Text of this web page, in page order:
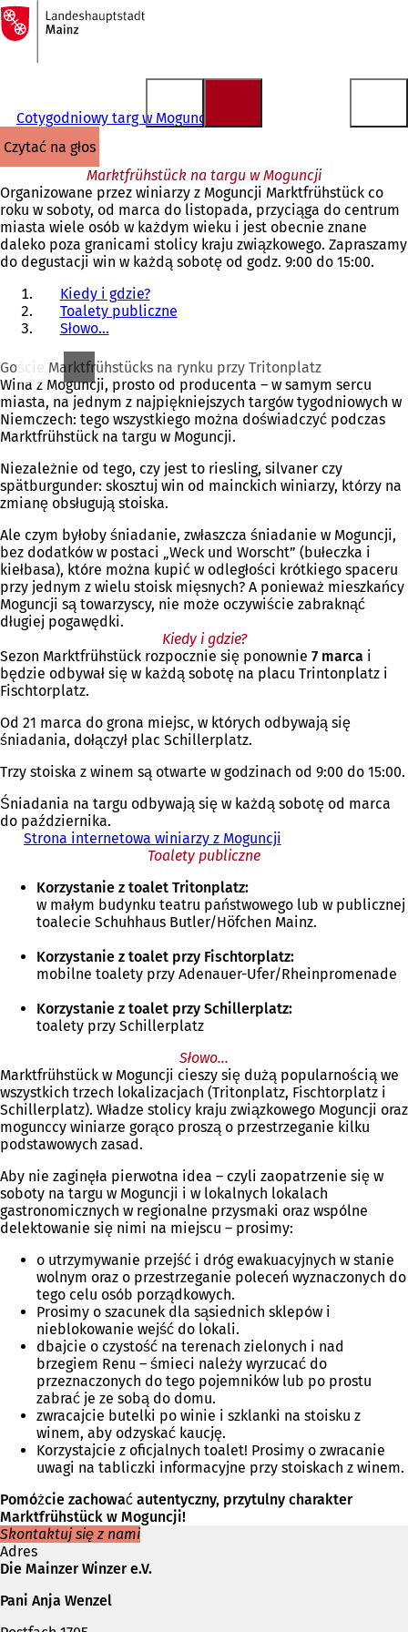
Przejdź do treści
Do
strony
głównej
Cotygodniowy targ w Moguncji
czytać na głos
Marktfrühstück na targu w Moguncji
Organizowane przez winiarzy z Moguncji Marktfrühstück co
roku w soboty, od marca do listopada, przyciąga do centrum
miasta wiele osób w każdym wieku i jest obecnie znane
daleko poza granicami stolicy kraju związkowego. Zapraszamy
do degustacji win w każdą sobotę od godz. 9:00 do 15:00.
Kiedy i gdzie?
Toalety publiczne
Słowo...
Goście Marktfrühstücks na rynku przy Tritonplatz
Wina z Moguncji, prosto od producenta – w samym sercu
miasta, na jednym z najpiękniejszych targów tygodniowych w
Niemczech: tego wszystkiego można doświadczyć podczas
Marktfrühstück na targu w Moguncji.
Niezależnie od tego, czy jest to riesling, silvaner czy
spätburgunder: skosztuj win od mainckich winiarzy, którzy na
zmianę obsługują stoiska.
Ale czym byłoby śniadanie, zwłaszcza śniadanie w Moguncji,
bez dodatków w postaci „Weck und Worscht” (bułeczka i
kiełbasa), które można kupić w odległości krótkiego spaceru
przy jednym z wielu stoisk mięsnych? A ponieważ mieszkańcy
Moguncji są towarzyscy, nie może oczywiście zabraknąć
długiej pogawędki.
Kiedy i gdzie?
Sezon Marktfrühstück rozpocznie się ponownie 7 marca i
będzie odbywał się w każdą sobotę na placu Trintonplatz i
Fischtorplatz.
Od 21 marca do grona miejsc, w których odbywają się
śniadania, dołączył plac Schillerplatz.
Trzy stoiska z winem są otwarte w godzinach od 9:00 do 15:00.
Śniadania na targu odbywają się w każdą sobotę od marca
do października.
Strona internetowa winiarzy z Moguncji
i
e
a
s
ę
w
e
j
k
c
i
e
)
Toalety publiczne
Korzystanie z toalet Tritonplatz:
w małym budynku teatru państwowego lub w publicznej
toalecie Schuhhaus Butler/Höfchen Mainz.
Korzystanie z toalet przy Fischtorplatz:
mobilne toalety przy Adenauer-Ufer/Rheinpromenade
Korzystanie z toalet przy Schillerplatz:
toalety przy Schillerplatz
Słowo...
Marktfrühstück w Moguncji cieszy się dużą popularnością we
wszystkich trzech lokalizacjach (Tritonplatz, Fischtorplatz i
Schillerplatz). Władze stolicy kraju związkowego Moguncji oraz
mogunccy winiarze gorąco proszą o przestrzeganie kilku
podstawowych zasad.
Aby nie zaginęła pierwotna idea – czyli zaopatrzenie się w
soboty na targu w Moguncji i w lokalnych lokalach
gastronomicznych w regionalne przysmaki oraz wspólne
delektowanie się nimi na miejscu – prosimy:
o utrzymywanie przejść i dróg ewakuacyjnych w stanie
wolnym oraz o przestrzeganie poleceń wyznaczonych do
tego celu osób porządkowych.
Prosimy o szacunek dla sąsiednich sklepów i
nieblokowanie wejść do lokali.
dbajcie o czystość na terenach zielonych i nad
brzegiem Renu – śmieci należy wyrzucać do
przeznaczonych do tego pojemników lub po prostu
zabrać je ze sobą do domu.
zwracajcie butelki po winie i szklanki na stoisku z
winem, aby odzyskać kaucję.
Korzystajcie z oficjalnych toalet! Prosimy o zwracanie
uwagi na tabliczki informacyjne przy stoiskach z winem.
Pomóżcie zachować autentyczny, przytulny charakter
Marktfrühstück w Moguncji!
Skontaktuj się z nami
Adres
Die Mainzer Winzer e.V.
Pani Anja Wenzel